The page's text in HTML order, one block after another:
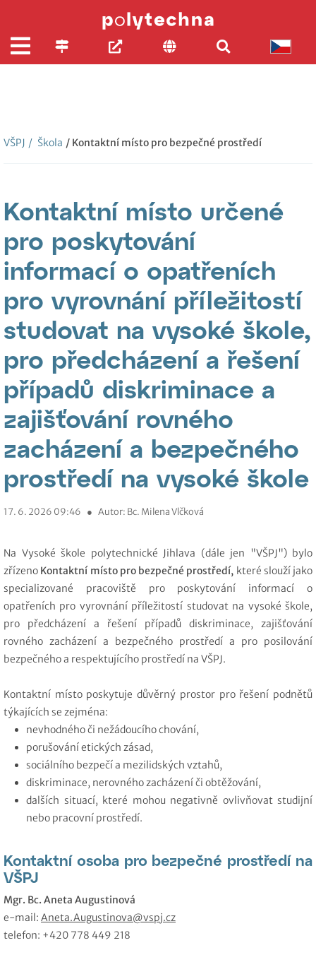
VŠPJ / Škola / Kontaktní místo pro bezpečné prostředí
Kontaktní místo určené
pro poskytování
informací o opatřeních
pro vyrovnání příležitostí
studovat na vysoké škole,
pro předcházení a řešení
případů diskriminace a
zajišťování rovného
zacházení a bezpečného
prostředí na vysoké škole
17. 6. 2026 09:46 ● Autor: Bc. Milena Vlčková
Na Vysoké škole polytechnické Jihlava (dále jen "VŠPJ") bylo
zřízeno Kontaktní místo pro bezpečné prostředí, které slouží jako
specializované pracoviště pro poskytování informací o
opatřeních pro vyrovnání příležitostí studovat na vysoké škole,
pro předcházení a řešení případů diskriminace, zajišťování
rovného zacházení a bezpečného prostředí a pro posilování
bezpečného a respektujícího prostředí na VŠPJ.
Kontaktní místo poskytuje důvěrný prostor pro řešení podnětů
týkajících se zejména:
nevhodného či nežádoucího chování,
porušování etických zásad,
sociálního bezpečí a mezilidských vztahů,
diskriminace, nerovného zacházení či obtěžování,
dalších situací, které mohou negativně ovlivňovat studijní
nebo pracovní prostředí.
Kontaktní osoba pro bezpečné prostředí na
VŠPJ
Mgr. Bc. Aneta Augustinová
e-mail: Aneta.Augustinova@vspj.cz
telefon: +420 778 449 218